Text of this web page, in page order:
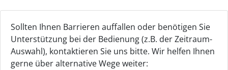
Sollten Ihnen Barrieren auffallen oder benötigen Sie
Unterstützung bei der Bedienung (z.B. der Zeitraum-
Auswahl), kontaktieren Sie uns bitte. Wir helfen Ihnen
gerne über alternative Wege weiter: